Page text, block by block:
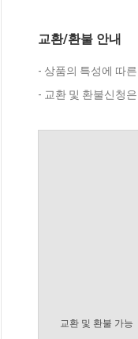
교환/환불 안내
- 상품의 특성에 따
- 교환 및 환불신청
교환 및 환불 가능